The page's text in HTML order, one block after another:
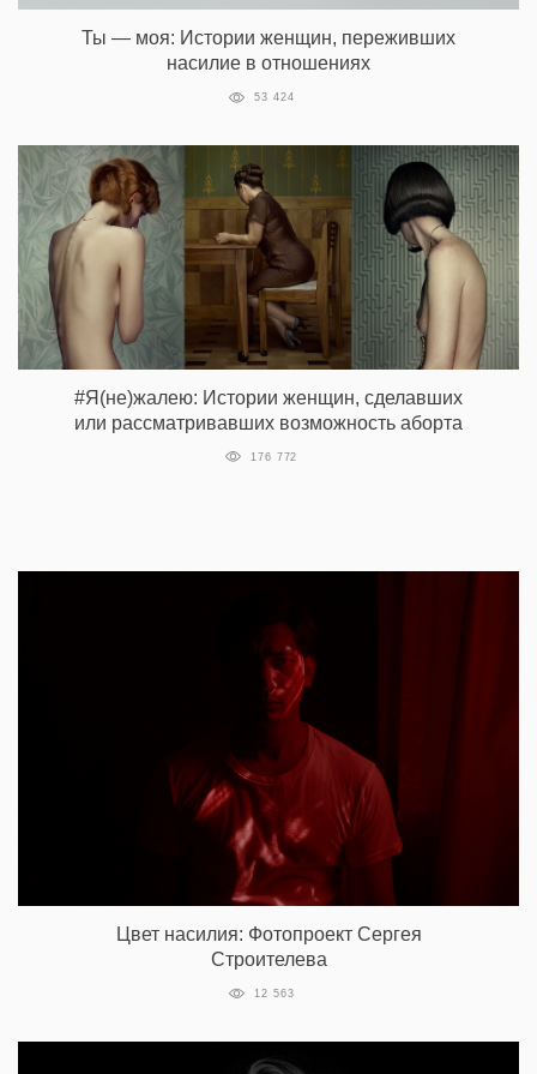
Ты — моя: Истории женщин, переживших
насилие в отношениях
53 424
#Я(не)жалею: Истории женщин, сделавших
или рассматривавших возможность аборта
176 772
Цвет насилия: Фотопроект Сергея
Строителева
12 563